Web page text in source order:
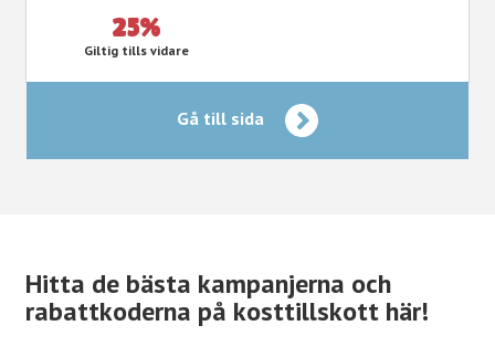
25%
Giltig tills vidare
Gå till sida
Hitta de bästa kampanjerna och
rabattkoderna på kosttillskott här!